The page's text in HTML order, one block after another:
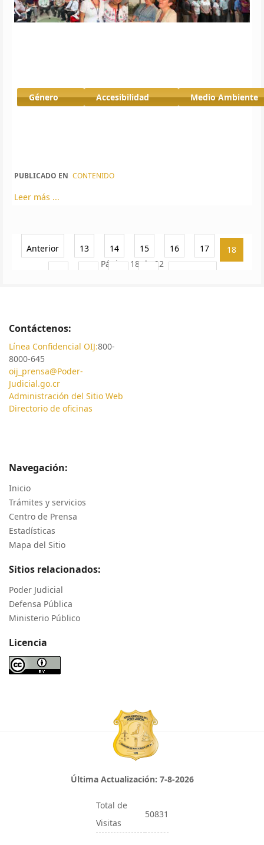
Género Accesibilidad Medio Ambiente
PUBLICADO EN CONTENIDO
Leer más ...
Anterior 13 14 15 16 17 18
Página 18 de 22
Contáctenos:
Línea Confidencial OIJ:800-
8000-645
oij_prensa@Poder-
Judicial.go.cr
Administración del Sitio Web
Directorio de oficinas
Navegación:
Inicio
Trámites y servicios
Centro de Prensa
Estadísticas
Mapa del Sitio
Sitios relacionados:
Poder Judicial
Defensa Pública
Ministerio Público
Licencia
Última Actualización: 7-8-2026
Total de
Visitas
50831